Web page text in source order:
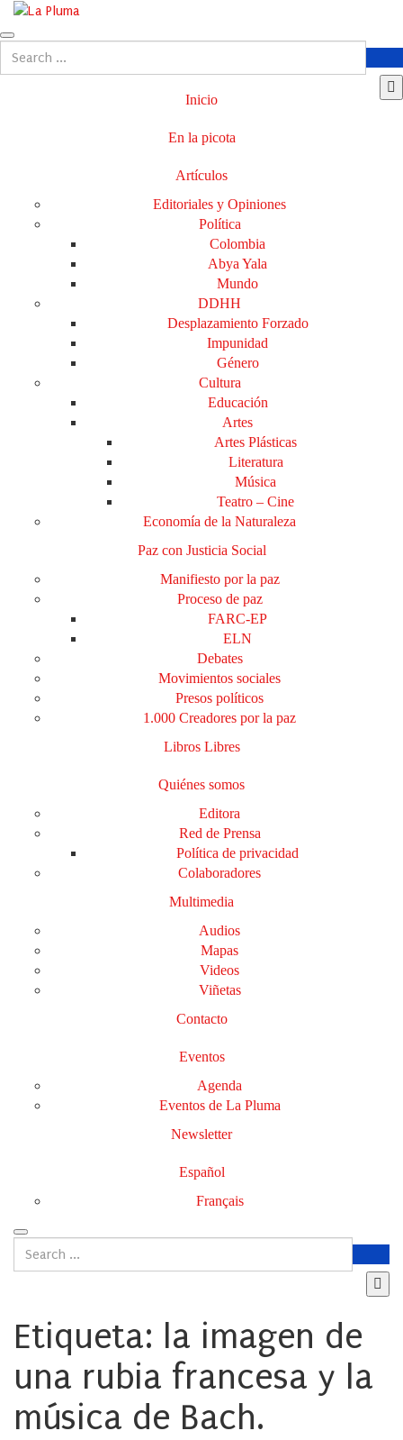
Inicio
En la picota
Artículos
Editoriales y Opiniones
Política
Colombia
Abya Yala
Mundo
DDHH
Desplazamiento Forzado
Impunidad
Género
Cultura
Educación
Artes
Artes Plásticas
Literatura
Música
Teatro – Cine
Economía de la Naturaleza
Paz con Justicia Social
Manifiesto por la paz
Proceso de paz
FARC-EP
ELN
Debates
Movimientos sociales
Presos políticos
1.000 Creadores por la paz
Libros Libres
Quiénes somos
Editora
Red de Prensa
Política de privacidad
Colaboradores
Multimedia
Audios
Mapas
Videos
Viñetas
Contacto
Eventos
Agenda
Eventos de La Pluma
Newsletter
Español
Français
Etiqueta: la imagen de
una rubia francesa y la
música de Bach.